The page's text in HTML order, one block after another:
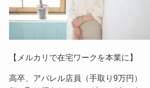
【メルカリで在宅ワークを本業に】
高卒、アパレル店員（手取り9万円）